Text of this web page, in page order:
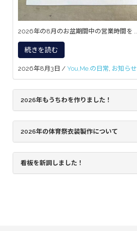
2026年の8月のお盆期間中の営業時間を ...
続きを読む
2026年8月3日 / You,Me.の日常 お知らせ
2026年もうちわを作りました！
2026年の体育祭衣装製作について
看板を新調しました！